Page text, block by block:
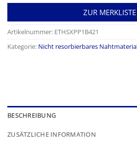
ZUR MERKLISTE
Artikelnummer: ETHSXPP1B421
Kategorie: Nicht resorbierbares
BESCHREIBUNG
ZUSÄTZLICHE INFORMATION